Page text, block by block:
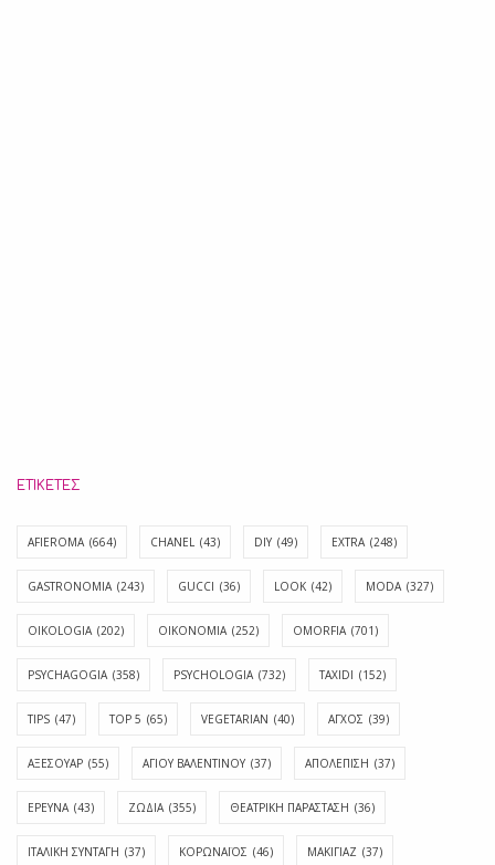
ΕΤΙΚΈΤΕΣ
AFIEROMA (664) CHANEL (43) DIY (49) EXTRA (248)
GASTRONOMIA (243) GUCCI (36) LOOK (42) MODA (327)
OIKOLOGIA (202) OIKONOMIA (252) OMORFIA (701)
PSYCHAGOGIA (358) PSYCHOLOGIA (732) TAXIDI (152)
TIPS (47) TOP 5 (65) VEGETARIAN (40) ΑΓΧΟΣ (39)
ΑΞΕΣΟΥΑΡ (55) ΑΓΊΟΥ ΒΑΛΕΝΤΊΝΟΥ (37) ΑΠΟΛΈΠΙΣΗ (37)
ΕΡΕΥΝΑ (43) ΖΩΔΙΑ (355) ΘΕΑΤΡΙΚΗ ΠΑΡΑΣΤΑΣΗ (36)
ΙΤΑΛΙΚΗ ΣΥΝΤΑΓΗ (37) ΚΟΡΩΝΑΪΟΣ (46) ΜΑΚΙΓΙΑΖ (37)